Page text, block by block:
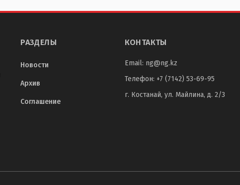
РАЗДЕЛЫ
Новости
Архив
Соглашение
КОНТАКТЫ
Email: ng@ng.kz
Телефон: +7 (7142) 53-69-95
г. Костанай, ул. Майлина, д. 2/3